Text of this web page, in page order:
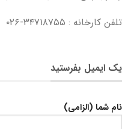
تلفن کارخانه : ۳۴۷۱۸۷۵۵-۰۲۶
یک ایمیل بفرستید
نام شما (الزامی)